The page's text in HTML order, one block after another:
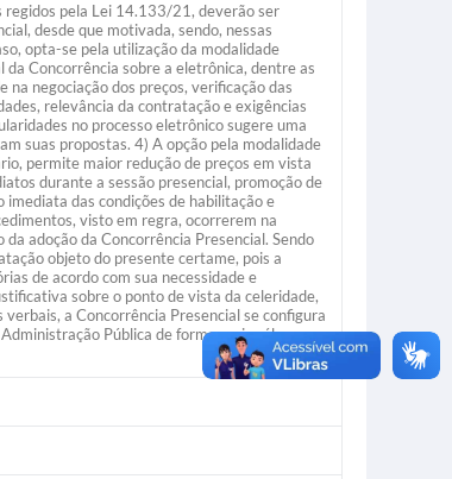
regidos pela Lei 14.133/21, deverão ser
desde que motivada, sendo, nessas
opta-se pela utilização da modalidade
Concorrência sobre a eletrônica, dentre as
negociação dos preços, verificação das
relevância da contratação e exigências
no processo eletrônico sugere uma
suas propostas. 4) A opção pela modalidade
permite maior redução de preços em vista
durante a sessão presencial, promoção de
das condições de habilitação e
visto em regra, ocorrerem na
adoção da Concorrência Presencial. Sendo
objeto do presente certame, pois a
de acordo com sua necessidade e
sobre o ponto de vista da celeridade,
a Concorrência Presencial se configura
Pública de forma mais célere e